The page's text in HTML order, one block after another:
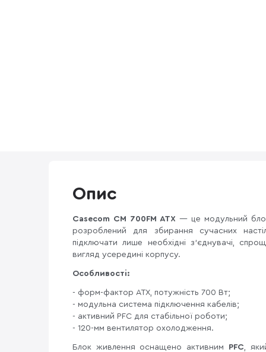
Опис
Casecom CM 700FM ATX — це модульний
розроблений для збирання сучасних
підключати лише необхідні з'єднувачі,
вигляд усередині корпусу.
Особливості:
- форм-фактор ATX, потужність 700 Вт;
- модульна система підключення кабелів;
- активний PFC для стабільної роботи;
- 120-мм вентилятор охолодження.
Блок живлення оснащено активним PFC,